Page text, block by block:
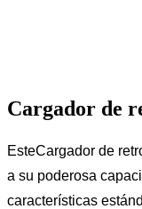
Cargador de
EsteCargador de
a su poderosa
características